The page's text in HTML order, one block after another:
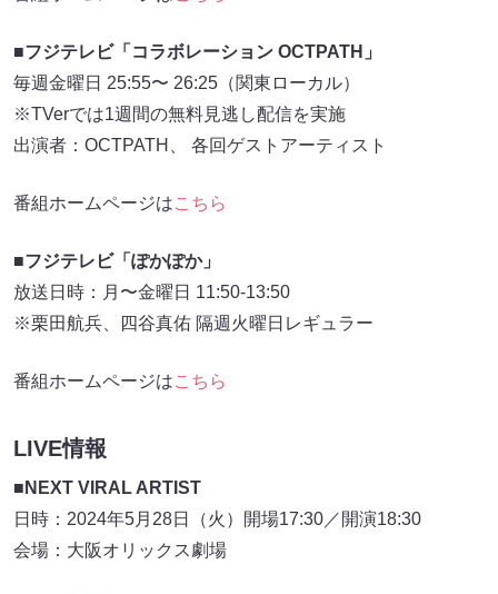
■フジテレビ「コラボレーション OCTPATH」
毎週金曜日 25:55〜 26:25（関東ローカル）
※TVerでは1週間の無料見逃し配信を実施
出演者：OCTPATH、 各回ゲストアーティスト
番組ホームページはこちら
■フジテレビ「ぽかぽか」
放送日時：月〜金曜日 11:50-13:50
※栗田航兵、四谷真佑 隔週火曜日レギュラー
番組ホームページはこちら
LIVE情報
■NEXT VIRAL ARTIST
日時：2024年5月28日（火）開場17:30／開演18:30
会場：大阪オリックス劇場